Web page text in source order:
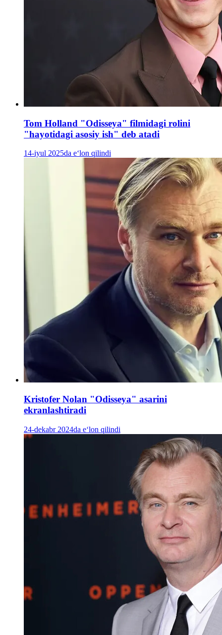
Tom Holland "Odisseya" filmidagi rolini
"hayotidagi asosiy ish" deb atadi
14-iyul 2025da e‘lon qilindi
Kristofer Nolan "Odisseya" asarini
ekranlashtiradi
24-dekabr 2024da e‘lon qilindi